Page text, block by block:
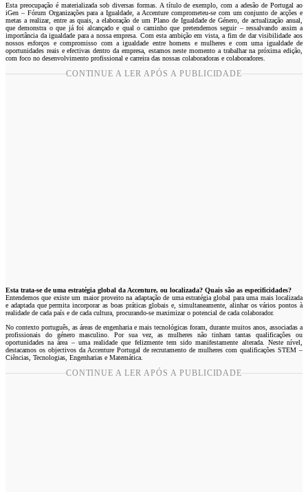
Esta preocupação é materializada sob diversas formas. A título de exemplo, com a adesão de Portugal ao
iGen – Fórum Organizações para a Igualdade, a Accenture comprometeu-se com um conjunto de acções e
metas a realizar, entre as quais, a elaboração de um Plano de Igualdade de Género, de actualização anual,
que demonstra o que já foi alcançado e qual o caminho que pretendemos seguir – ressalvando assim a
importância da igualdade para a nossa empresa. Com esta ambição em vista, a fim de dar visibilidade aos
nossos esforços e compromisso com a igualdade entre homens e mulheres e com uma igualdade de
oportunidades reais e efectivas dentro da empresa, estamos neste momento a trabalhar na próxima edição,
com foco no desenvolvimento profissional e carreira das nossas colaboradoras e colaboradores.
CONTINUE A LER APÓS A PUBLICIDADE
Esta trata-se de uma estratégia global da Accenture, ou localizada? Quais são as especificidades?
Entendemos que existe um maior proveito na adaptação de uma estratégia global para uma mais localizada
e adaptada que permita incorporar as boas práticas globais e, simultaneamente, alinhar os vários pontos à
realidade de cada país e de cada cultura, procurando-se maximizar o potencial de cada colaborador.
No contexto português, as áreas de engenharia e mais tecnológicas foram, durante muitos anos, associadas a
profissionais do género masculino. Por sua vez, as mulheres não tinham tantas qualificações ou
oportunidades na área – uma realidade que felizmente tem sido manifestamente alterada. Neste nível,
destacamos os objectivos da Accenture Portugal de recrutamento de mulheres com qualificações STEM –
Ciências, Tecnologias, Engenharias e Matemática.
CONTINUE A LER APÓS A PUBLICIDADE